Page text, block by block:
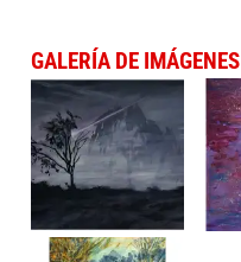
GALERÍA DE IMÁGENES